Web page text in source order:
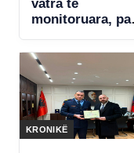
vatra të
monitoruara, pa
banuara
KRONIKË